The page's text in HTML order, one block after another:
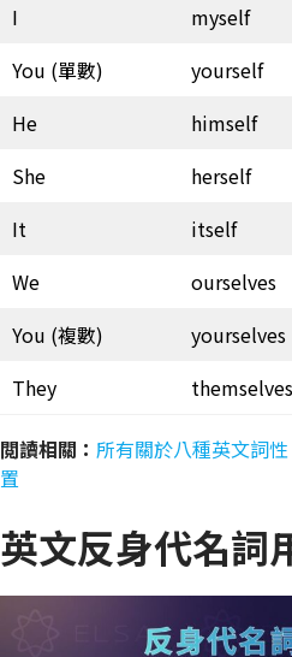
I
myself
You (單數)
yourself
He
himself
She
herself
It
itself
We
ourselves
You (複數)
yourselves
They
themselves
閲讀相關： 所有關於八種英文詞
置
英文反身代名詞